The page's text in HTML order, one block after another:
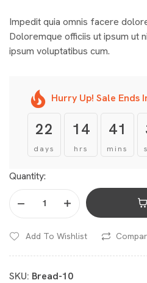
Impedit quia omnis facere
Doloremque officiis ut ipsum ut
ipsum voluptatibus cum.
Hurry Up! Sale Ends
22
days
14
hrs
41
mins
Quantity:
Add To Wishlist
SKU: Bread-10